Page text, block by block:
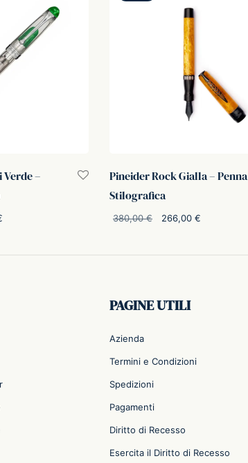
–
Pineider Rock Gialla – Penna
Stilografica
380,00€
Il prezzo
266,00 €
PAGINE UTILI
Azienda
Termini e Condizioni
Spedizioni
Pagamenti
Diritto di Recesso
Esercita il Diritto di Recesso